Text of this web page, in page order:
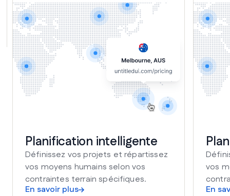
Planification intelligente
Définissez vos projets et répartissez
vos moyens humains selon vos
contraintes terrain spécifiques.
En savoir plus
vos
En